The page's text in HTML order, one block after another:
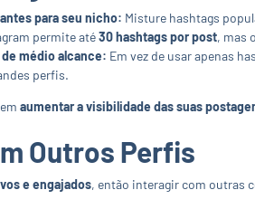
para seu nicho: Misture hashtags
permite até30 hashtags por post, mas
médio alcance: Em vez de usar apenas
perfis.
aumentar a visibilidade das suas
Outros Perfis
e engajados, então interagir com outras